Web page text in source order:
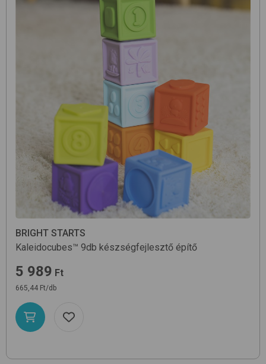
BRIGHT STARTS
Kaleidocubes™ 9db készségfejlesztő építő
5 989 Ft
665,44 Ft/db